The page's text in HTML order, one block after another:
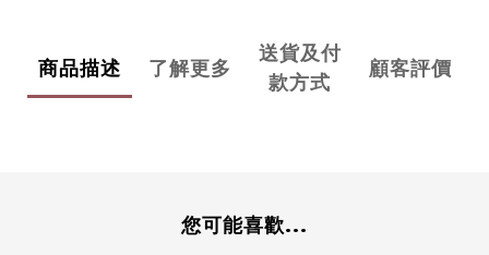
商品描述 了解更多
送貨及付
款方式
顧客評價
您可能喜歡...